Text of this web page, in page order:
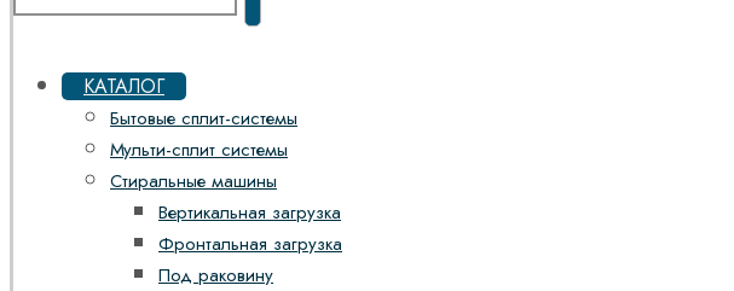
КАТАЛОГ
Бытовые сплит-системы
Мульти-сплит системы
Стиральные машины
Вертикальная загрузка
Фронтальная загрузка
Под раковину